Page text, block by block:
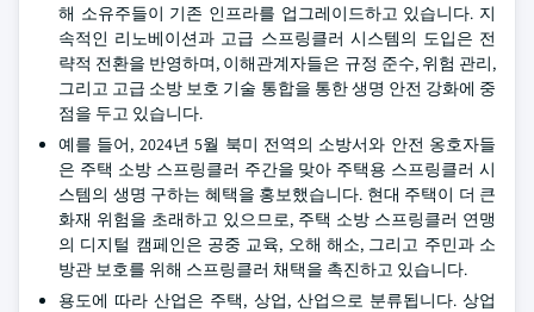
해 소유주들이 기존 인프라를 업그레이드하고 있습니다. 지
속적인 리노베이션과 고급 스프링클러 시스템의 도입은 전
략적 전환을 반영하며, 이해관계자들은 규정 준수, 위험 관리,
그리고 고급 소방 보호 기술 통합을 통한 생명 안전 강화에 중
점을 두고 있습니다.
예를 들어, 2024년 5월 북미 전역의 소방서와 안전 옹호자들
은 주택 소방 스프링클러 주간을 맞아 주택용 스프링클러 시
스템의 생명 구하는 혜택을 홍보했습니다. 현대 주택이 더 큰
화재 위험을 초래하고 있으므로, 주택 소방 스프링클러 연맹
의 디지털 캠페인은 공중 교육, 오해 해소, 그리고 주민과 소
방관 보호를 위해 스프링클러 채택을 촉진하고 있습니다.
용도에 따라 산업은 주택, 상업, 산업으로 분류됩니다. 상업